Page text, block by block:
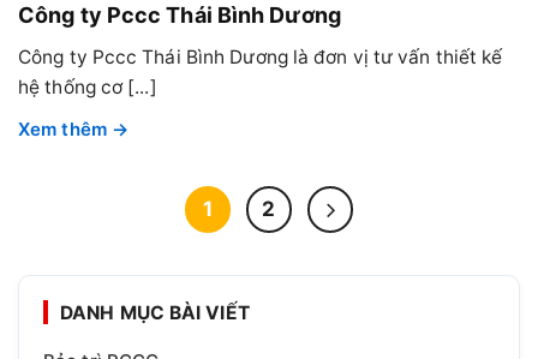
DANH MỤC BÀI VIẾT
Công ty Pccc Thái Bình Dương
Công ty Pccc Thái Bình Dương là đơn vị tư vấn thiết kế
hệ thống cơ [...]
1 2